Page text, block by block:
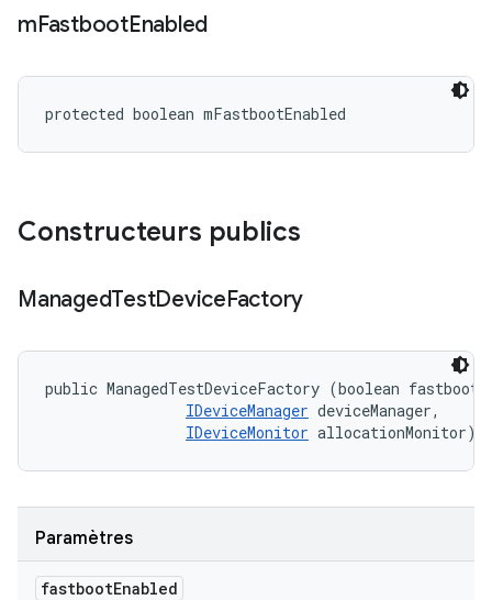
mFastbootEnabled
protected boolean mFastbootEnabled
Constructeurs publics
ManagedTestDeviceFactory
public ManagedTestDeviceFactory (boolean
IDeviceManager deviceManager,
IDeviceMonitor allocationMonitor)
Paramètres
fastbootEnabled